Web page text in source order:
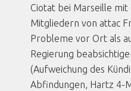
Ciotat bei Marseille
Mitgliedern von attac
Probleme vor Ort als
Regierung
(Aufweichung des
Abfindungen, Hartz 4-